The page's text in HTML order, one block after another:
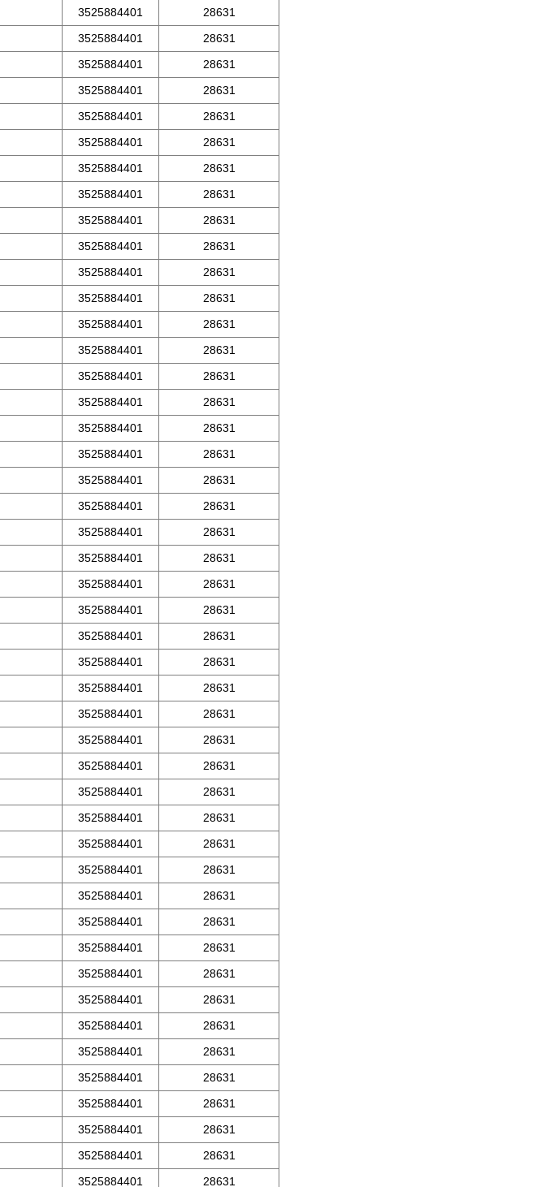
3525884401
28631
3525884401
28631
3525884401
28631
3525884401
28631
3525884401
28631
3525884401
28631
3525884401
28631
3525884401
28631
3525884401
28631
3525884401
28631
3525884401
28631
3525884401
28631
3525884401
28631
3525884401
28631
3525884401
28631
3525884401
28631
3525884401
28631
3525884401
28631
3525884401
28631
3525884401
28631
3525884401
28631
3525884401
28631
3525884401
28631
3525884401
28631
3525884401
28631
3525884401
28631
3525884401
28631
3525884401
28631
3525884401
28631
3525884401
28631
3525884401
28631
3525884401
28631
3525884401
28631
3525884401
28631
3525884401
28631
3525884401
28631
3525884401
28631
3525884401
28631
3525884401
28631
3525884401
28631
3525884401
28631
3525884401
28631
3525884401
28631
3525884401
28631
3525884401
28631
3525884401 28631